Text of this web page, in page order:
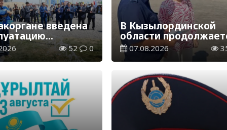
введена
52 0
В Кызылординской
области
экологическая акция
«Таза Қазақстан»
07.08.2026